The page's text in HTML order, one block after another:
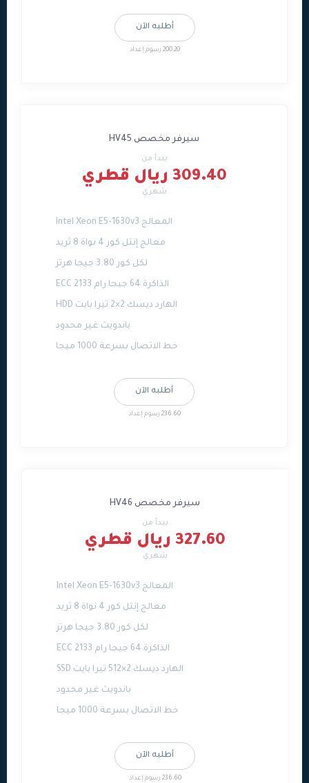
أطلبه الآن
200.20 رسوم إعداد
سيرفر مخصص HV45
يبدأ من
309.40 ريال قطري
شهري
المعالج Intel Xeon E5-1630v3
معالج إنتل كور 4 نواة 8 ثريد
لكل كور 3.80 جيجا هرتز
الذاكرة 64 جيجا رام ECC 2133
الهارد ديسك 2×2 تيرا بايت HDD
باندويث غير محدود
خط الاتصال بسرعة 1000 ميجا
أطلبه الآن
236.60 رسوم إعداد
سيرفر مخصص HV46
يبدأ من
327.60 ريال قطري
شهري
المعالج Intel Xeon E5-1630v3
معالج إنتل كور 4 نواة 8 ثريد
لكل كور 3.80 جيجا هرتز
الذاكرة 64 جيجا رام ECC 2133
الهارد ديسك 2×512 تيرا بايت SSD
باندويث غير محدود
خط الاتصال بسرعة 1000 ميجا
أطلبه الآن
236.60 رسوم إعداد